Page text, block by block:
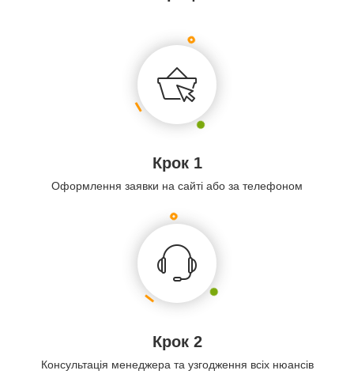
Крок 1
Оформлення заявки на сайті або за телефоном
Крок 2
Консультація менеджера та узгодження всіх нюансів